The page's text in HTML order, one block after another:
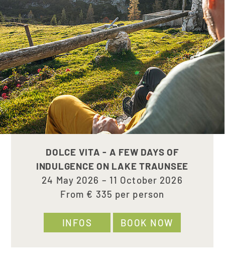
DOLCE VITA - A FEW DAYS OF
INDULGENCE ON LAKE TRAUNSEE
24 May 2026 – 11 October 2026
From € 335 per person
INFOS BOOK NOW